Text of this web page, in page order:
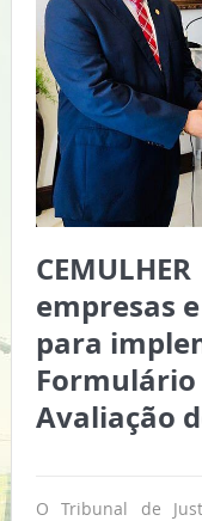
empresas
para
Avaliação
O Tribunal de